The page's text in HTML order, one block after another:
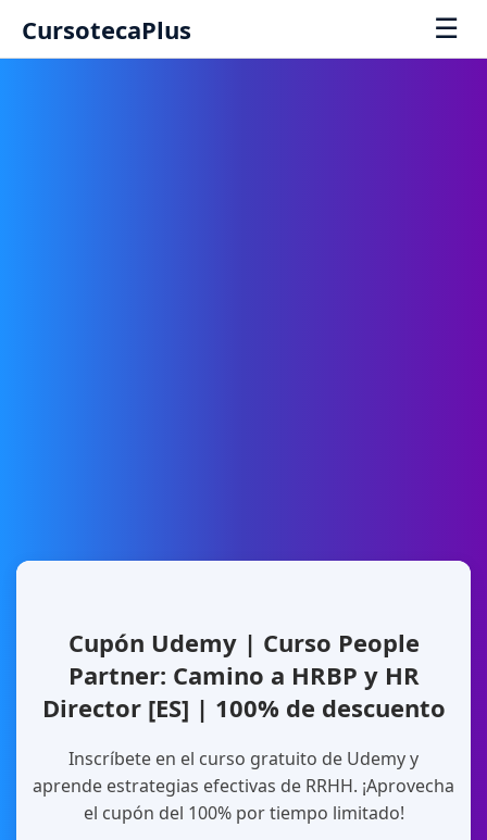
CursotecaPlus ☰
Cupón Udemy | Curso People
Partner: Camino a HRBP y HR
Director [ES] | 100% de descuento
Inscríbete en el curso gratuito de Udemy y
aprende estrategias efectivas de RRHH. ¡Aprovecha
el cupón del 100% por tiempo limitado!